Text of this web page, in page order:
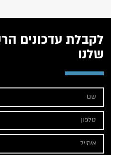
לקבלת עדכונים
שלנו